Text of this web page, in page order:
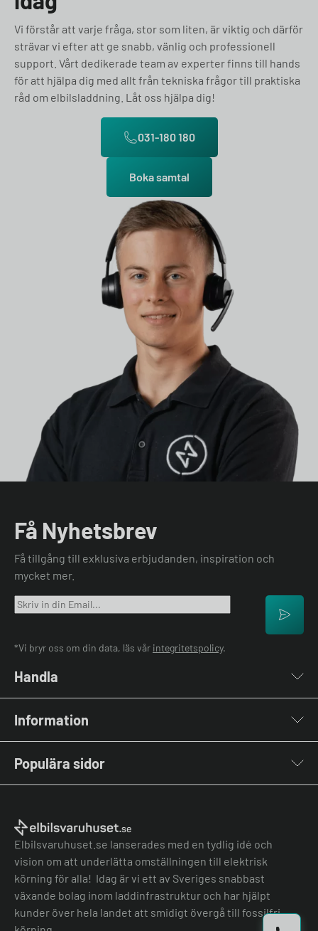
Vi förstår att varje fråga, stor som liten, är viktig och därför
strävar vi efter att ge snabb, vänlig och professionell
support. Vårt dedikerade team av experter finns till hands
för att hjälpa dig med allt från tekniska frågor till praktiska
råd om elbilsladdning. Låt oss hjälpa dig!
031-180 180
Boka samtal
Få Nyhetsbrev
Få tillgång till exklusiva erbjudanden, inspiration och
mycket mer.
*Vi bryr oss om din data, läs vår integritetspolicy.
Handla
Laddkablar
Kabelhållare
Stolpar & Fästen
Portabla Laddare
Övriga tillbehör
Information
Kontakta oss
Vanliga frågor & svar
El-lexikon
Installation
Grön teknik bidrag
Lastbalansering
Köpvillkor
Köpvillkor batteri
Felanmälan
Populära sidor
Elbilsladdare företag
Laddbox bäst i test
Bilmärken
Jämför laddboxar
Jämför hembatterier
Elbilsvaruhuset.se lanserades med en tydlig idé och
vision om att underlätta omställningen till elektrisk
körning för alla! Idag är vi ett av Sveriges snabbast
växande bolag inom laddinfrastruktur och har hjälpt
kunder över hela landet att smidigt övergå till fossilfri